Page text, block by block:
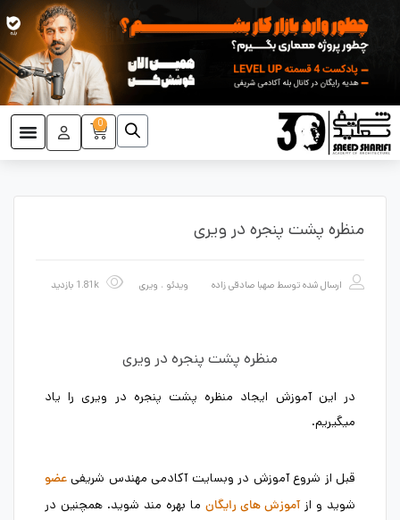
0
منظره پشت پنجره در ویری
ارسال شده توسط صهبا صادقی زاده ویدئو ، ویری
منظره پشت پنجره در ویری
در این آموزش ایجاد منظره پشت پنجره در ویری را یاد
میگیریم.
قبل از شروع آموزش در وبسایت آکادمی مهندس شریفی عضو
شوید و ازآموزش های رایگان ما بهره مند شوید. همچنین در